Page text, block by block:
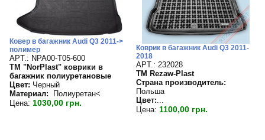
Ковер в багажник Audi Q3 2011->
полимер
APT.: NPA00-T05-600
TM "NorPlast" коврики в
багажник полиуретановые
Цвет: Черный
Материал:
Полиуретан<
Цена: 1030,00 грн.
Коврик в багажник Audi Q3 2011-
2018
APT.: 232028
TM Rezaw-Plast
Страна производитель:
Польша
Цвет:
Цена: 1100,00 грн.